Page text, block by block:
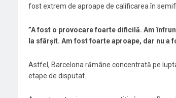
fost extrem de aproape de calificarea în
”A fost o provocare foarte dificilă. Am
la sfârșit. Am fost foarte aproape, dar nu a
Astfel, Barcelona rămâne concentrată pe
etape de disputat.